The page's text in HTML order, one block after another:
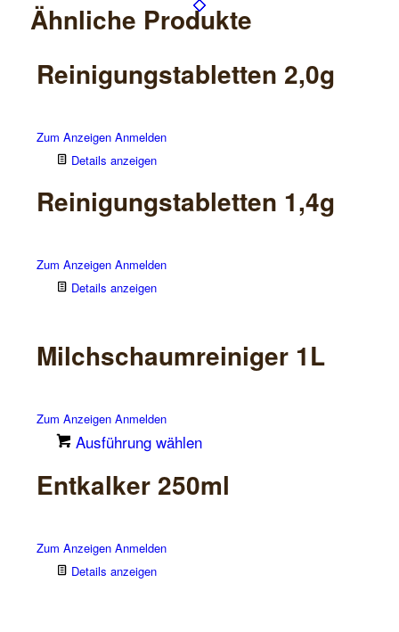
Ähnliche Produkte
Reinigungstabletten 2,0g
Zum Anzeigen Anmelden
Details anzeigen
Reinigungstabletten 1,4g
Zum Anzeigen Anmelden
Details anzeigen
Milchschaumreiniger 1L
Zum Anzeigen Anmelden
Ausführung wählen
Produkt
weist
Entkalker 250ml
Zum Anzeigen Anmelden
Details anzeigen